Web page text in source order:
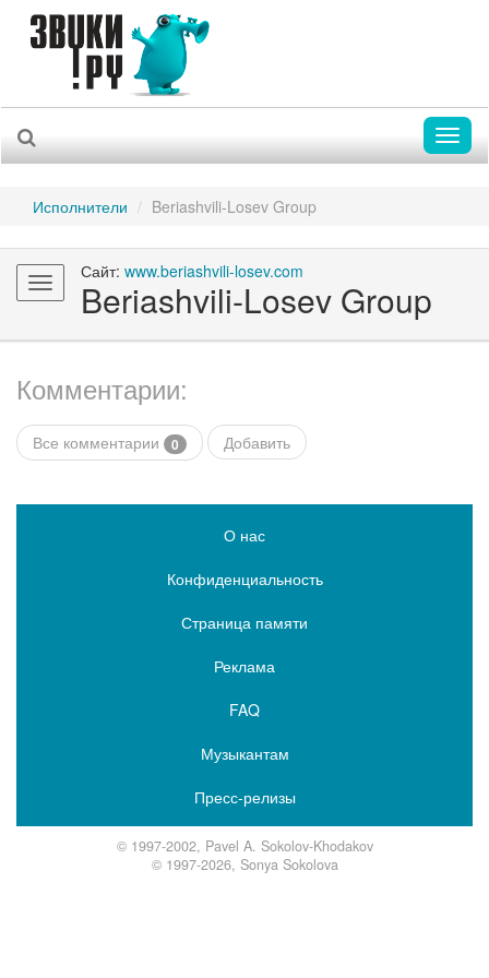
Исполнители Beriashvili-Losev Group
Toggle
navigation
Сайт: www.beriashvili-losev.com
Beriashvili-Losev Group
Комментарии:
Все комментарии 0 Добавить
О нас
Конфиденциальность
Страница памяти
Реклама
FAQ
Музыкантам
Пресс-релизы
© 1997-2002, Pavel A. Sokolov-Khodakov
© 1997-2026, Sonya Sokolova